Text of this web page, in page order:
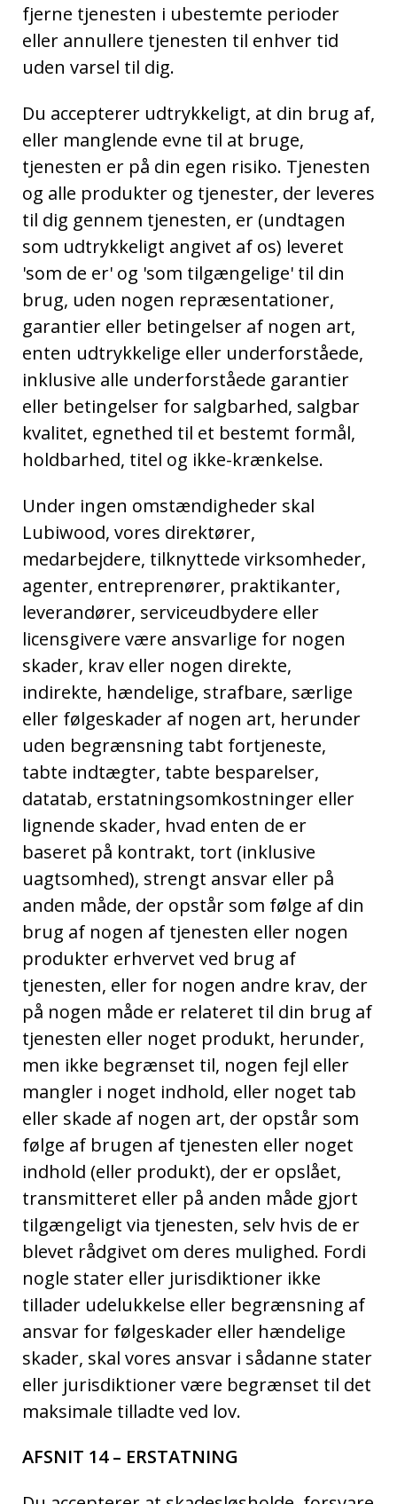
fjerne tjenesten i ubestemte perioder
eller annullere tjenesten til enhver tid
uden varsel til dig.
Du accepterer udtrykkeligt, at din brug af,
eller manglende evne til at bruge,
tjenesten er på din egen risiko. Tjenesten
og alle produkter og tjenester, der leveres
til dig gennem tjenesten, er (undtagen
som udtrykkeligt angivet af os) leveret
'som de er' og 'som tilgængelige' til din
brug, uden nogen repræsentationer,
garantier eller betingelser af nogen art,
enten udtrykkelige eller underforståede,
inklusive alle underforståede garantier
eller betingelser for salgbarhed, salgbar
kvalitet, egnethed til et bestemt formål,
holdbarhed, titel og ikke-krænkelse.
Under ingen omstændigheder skal
Lubiwood, vores direktører,
medarbejdere, tilknyttede virksomheder,
agenter, entreprenører, praktikanter,
leverandører, serviceudbydere eller
licensgivere være ansvarlige for nogen
skader, krav eller nogen direkte,
indirekte, hændelige, strafbare, særlige
eller følgeskader af nogen art, herunder
uden begrænsning tabt fortjeneste,
tabte indtægter, tabte besparelser,
datatab, erstatningsomkostninger eller
lignende skader, hvad enten de er
baseret på kontrakt, tort (inklusive
uagtsomhed), strengt ansvar eller på
anden måde, der opstår som følge af din
brug af nogen af tjenesten eller nogen
produkter erhvervet ved brug af
tjenesten, eller for nogen andre krav, der
på nogen måde er relateret til din brug af
tjenesten eller noget produkt, herunder,
men ikke begrænset til, nogen fejl eller
mangler i noget indhold, eller noget tab
eller skade af nogen art, der opstår som
følge af brugen af tjenesten eller noget
indhold (eller produkt), der er opslået,
transmitteret eller på anden måde gjort
tilgængeligt via tjenesten, selv hvis de er
blevet rådgivet om deres mulighed. Fordi
nogle stater eller jurisdiktioner ikke
tillader udelukkelse eller begrænsning af
ansvar for følgeskader eller hændelige
skader, skal vores ansvar i sådanne stater
eller jurisdiktioner være begrænset til det
maksimale tilladte ved lov.
AFSNIT 14 – ERSTATNING